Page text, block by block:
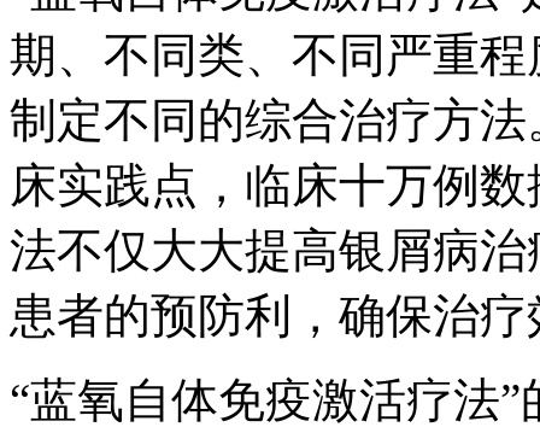
期、不同类、不同严重
制定不同的综合治疗方
床实践点，临床十万例
法不仅大大提高银屑病
患者的预防利，确保治
“蓝氧自体免疫激活疗法